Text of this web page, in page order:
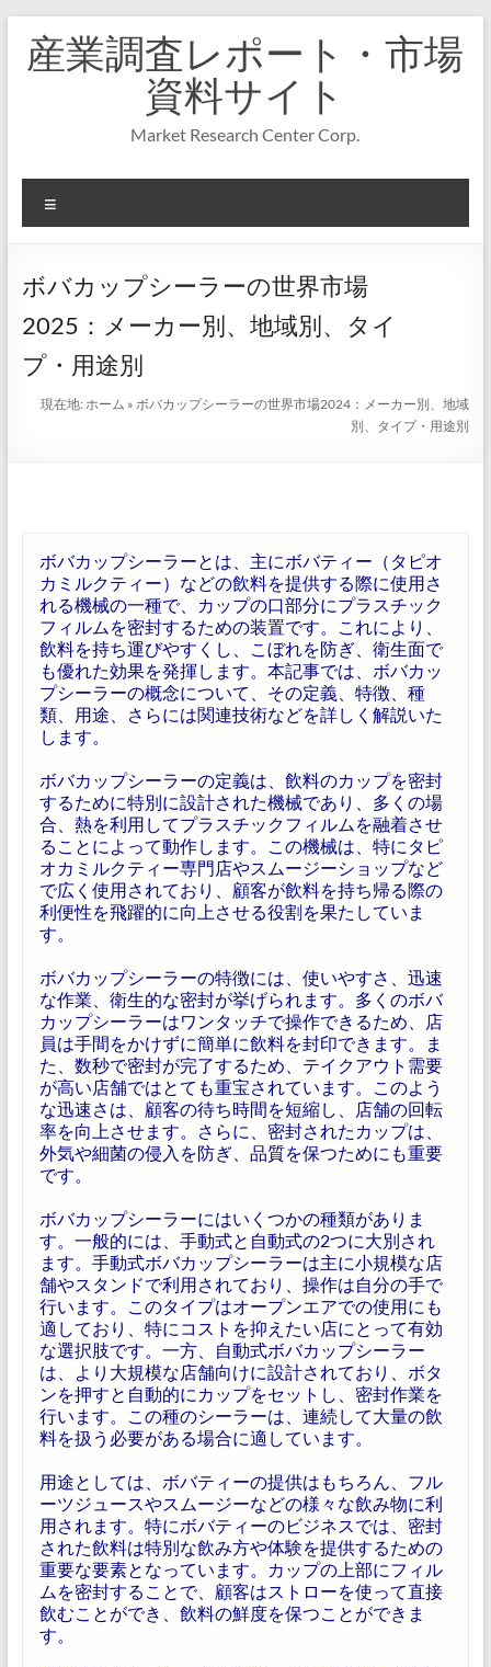
キ
プ
産業調査レポート・市場
資料サイト
Market Research Center Corp.
ニ
ー
ボバカップシーラーの世界市場
2025：メーカー別、地域別、タイ
プ・用途別
現在地:ホーム »ボバカップシーラーの世界市場2024：メーカー別、地域
別、タイプ・用途別
ボバカップシーラーとは、主にボバティー（タピオ
カミルクティー）などの飲料を提供する際に使用さ
れる機械の一種で、カップの口部分にプラスチック
フィルムを密封するための装置です。これにより、
飲料を持ち運びやすくし、こぼれを防ぎ、衛生面で
も優れた効果を発揮します。本記事では、ボバカッ
プシーラーの概念について、その定義、特徴、種
類、用途、さらには関連技術などを詳しく解説いた
します。
ボバカップシーラーの定義は、飲料のカップを密封
するために特別に設計された機械であり、多くの場
合、熱を利用してプラスチックフィルムを融着させ
ることによって動作します。この機械は、特にタピ
オカミルクティー専門店やスムージーショップなど
で広く使用されており、顧客が飲料を持ち帰る際の
利便性を飛躍的に向上させる役割を果たしていま
す。
ボバカップシーラーの特徴には、使いやすさ、迅速
な作業、衛生的な密封が挙げられます。多くのボバ
カップシーラーはワンタッチで操作できるため、店
員は手間をかけずに簡単に飲料を封印できます。ま
た、数秒で密封が完了するため、テイクアウト需要
が高い店舗ではとても重宝されています。このよう
な迅速さは、顧客の待ち時間を短縮し、店舗の回転
率を向上させます。さらに、密封されたカップは、
外気や細菌の侵入を防ぎ、品質を保つためにも重要
です。
ボバカップシーラーにはいくつかの種類がありま
す。一般的には、手動式と自動式の2つに大別され
ます。手動式ボバカップシーラーは主に小規模な店
舗やスタンドで利用されており、操作は自分の手で
行います。このタイプはオープンエアでの使用にも
適しており、特にコストを抑えたい店にとって有効
な選択肢です。一方、自動式ボバカップシーラー
は、より大規模な店舗向けに設計されており、ボタ
ンを押すと自動的にカップをセットし、密封作業を
行います。この種のシーラーは、連続して大量の飲
料を扱う必要がある場合に適しています。
用途としては、ボバティーの提供はもちろん、フル
ーツジュースやスムージーなどの様々な飲み物に利
用されます。特にボバティーのビジネスでは、密封
された飲料は特別な飲み方や体験を提供するための
重要な要素となっています。カップの上部にフィル
ムを密封することで、顧客はストローを使って直接
飲むことができ、飲料の鮮度を保つことができま
す。